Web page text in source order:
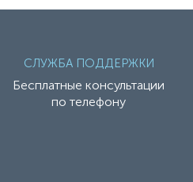
СЛУЖБА ПОДДЕРЖКИ
Бесплатные консультации
по телефону